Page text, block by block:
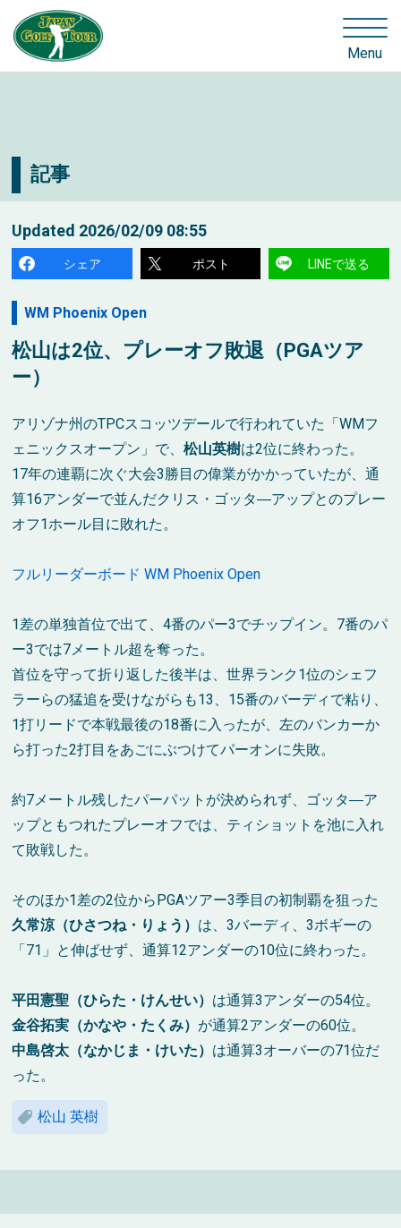
Menu
記事
Updated 2026/02/09 08:55
シェア ポスト LINEで送る
WM Phoenix Open
松山は2位、プレーオフ敗退（PGAツア
ー）
アリゾナ州のTPCスコッツデールで行われていた「WMフ
ェニックスオープン」で、松山英樹は2位に終わった。
17年の連覇に次ぐ大会3勝目の偉業がかかっていたが、通
算16アンダーで並んだクリス・ゴッタ―アップとのプレー
オフ1ホール目に敗れた。
フルリーダーボード WM Phoenix Open
1差の単独首位で出て、4番のパー3でチップイン。7番のパ
ー3では7メートル超を奪った。
首位を守って折り返した後半は、世界ランク1位のシェフ
ラーらの猛追を受けながらも13、15番のバーディで粘り、
1打リードで本戦最後の18番に入ったが、左のバンカーか
ら打った2打目をあごにぶつけてパーオンに失敗。
約7メートル残したパーパットが決められず、ゴッタ―ア
ップともつれたプレーオフでは、ティショットを池に入れ
て敗戦した。
そのほか1差の2位からPGAツアー3季目の初制覇を狙った
久常涼（ひさつね・りょう） は、3バーディ、3ボギーの
「71」と伸ばせず、通算12アンダーの10位に終わった。
平田憲聖（ひらた・けんせい） は通算3アンダーの54位。
金谷拓実（かなや・たくみ） が通算2アンダーの60位。
中島啓太（なかじま・けいた） は通算3オーバーの71位だ
った。
松山 英樹